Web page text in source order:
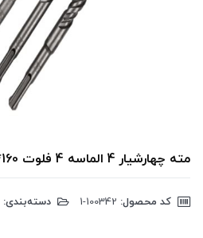
مته چهارشیار 4 الماسه 4 فلوت 160*6 مدل KPB-616 کنزاکس
کد محصول: دسته‌بندی: